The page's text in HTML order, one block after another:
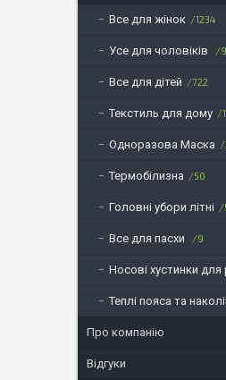
Все для жінок 1234
Усе для чоловіків
Все для дітей 722
Текстиль для дому
Одноразова Маска
Термобілизна 50
Головні убори літні
Все для пасхи 9
Носові хустинки для
Теплі пояса та
Про компанію
Відгуки